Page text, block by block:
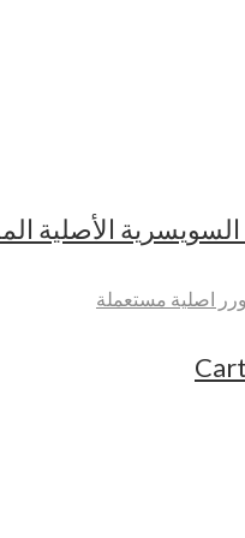
الأصلية